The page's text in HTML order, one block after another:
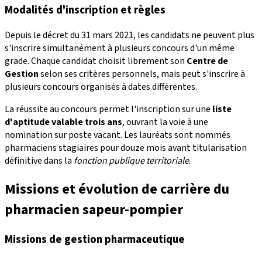
Modalités d'inscription et règles
Depuis le décret du 31 mars 2021, les candidats ne peuvent plus
s'inscrire simultanément à plusieurs concours d'un même
grade. Chaque candidat choisit librement son Centre de
Gestionselon ses critères personnels, mais peut s'inscrire à
plusieurs concours organisés à dates différentes.
La réussite au concours permet l'inscription sur une liste
d'aptitude valable trois ans, ouvrant la voie à une
nomination sur poste vacant. Les lauréats sont nommés
pharmaciens stagiaires pour douze mois avant titularisation
définitive dans la fonction publique territoriale.
Missions et évolution de carrière du
pharmacien sapeur-pompier
Missions de gestion pharmaceutique